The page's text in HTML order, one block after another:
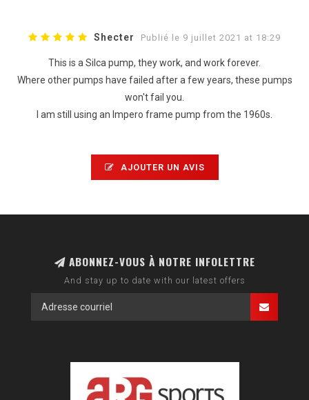
Shecter Publié le 9 juillet 2021 at 18:29
This is a Silca pump, they work, and work forever.
Where other pumps have failed after a few years, these pumps
won't fail you.
I am still using an Impero frame pump from the 1960s.
AJOUTER UN AVIS
ABONNEZ-VOUS À NOTRE INFOLETTRE
And stay up to date with our latest offers